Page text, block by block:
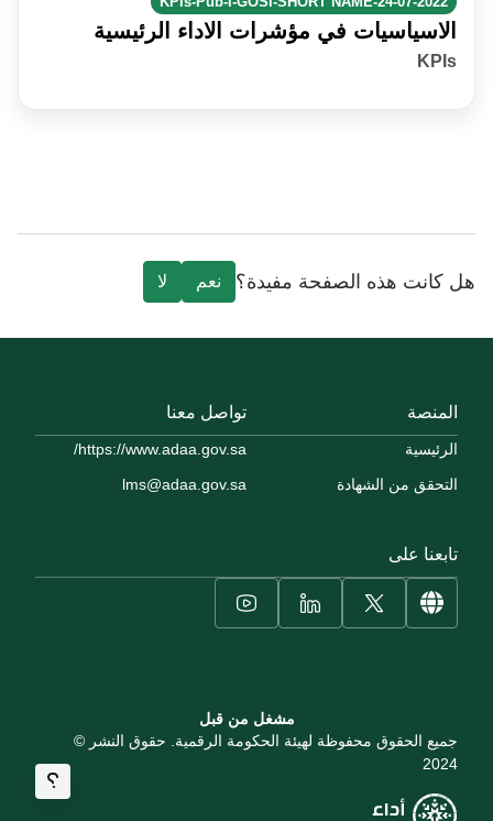
الاسياسيات في مؤشرات الاداء الرئيسية
KPIs
هل كانت هذه الصفحة مفيدة؟ نعم لا
المنصة
الرئيسية
التحقق من الشهادة
تواصل معنا
https://www.adaa.gov.sa/
lms@adaa.gov.sa
تابعنا على
مشغل من قبل
جميع الحقوق محفوظة لهيئة الحكومة الرقمية. حقوق النشر ©
2024